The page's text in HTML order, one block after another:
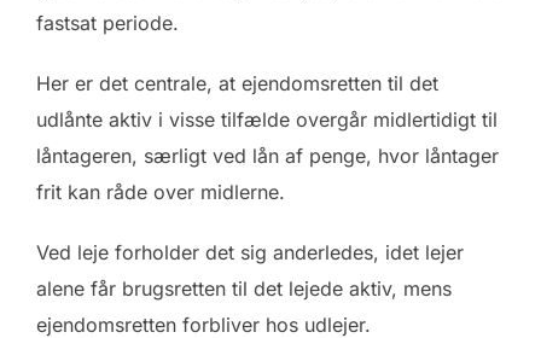
fastsat periode.
Her er det centrale, at ejendomsretten til det
udlånte aktiv i visse tilfælde overgår midlertidigt til
låntageren, særligt ved lån af penge, hvor låntager
frit kan råde over midlerne.
Ved leje forholder det sig anderledes, idet lejer
alene får brugsretten til det lejede aktiv, mens
ejendomsretten forbliver hos udlejer.